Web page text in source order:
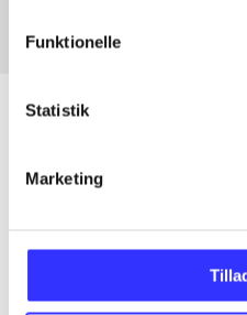
Funktionelle
Statistik
Marketing
Artikler